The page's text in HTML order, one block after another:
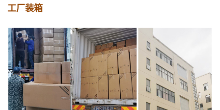
工厂装箱